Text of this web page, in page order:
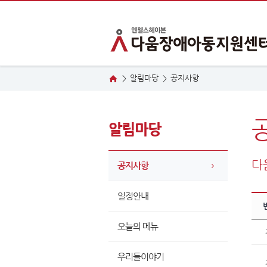
> 알림마당 > 공지사항
알림마당
공지사항
일정안내
오늘의 메뉴
우리들이야기
다